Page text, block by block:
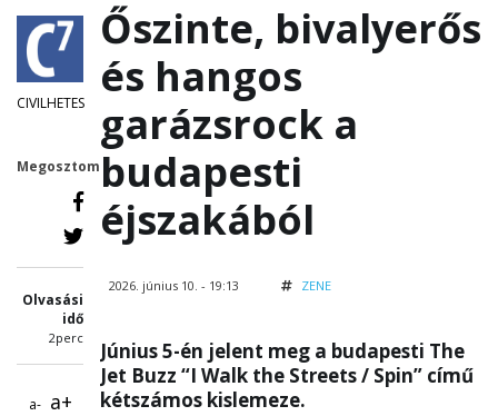
CIVILHETES
Megosztom
Olvasási
idő
2perc
a- a+
Őszinte, bivalyerős
és hangos
garázsrock a
budapesti
éjszakából
2026. június 10. - 19:13 ZENE
Június 5-én jelent meg a budapesti The
Jet Buzz “I Walk the Streets / Spin” című
kétszámos kislemeze.